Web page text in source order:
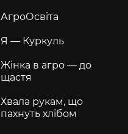
АгроОсвіта
Я — Куркуль
Жінка в агро — до
щастя
Хвала рукам, що
пахнуть хлібом